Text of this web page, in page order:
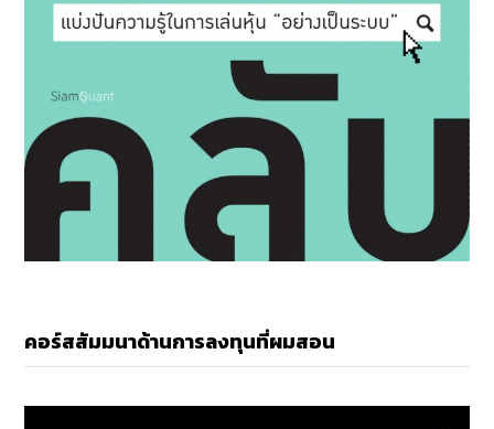
คอร์สสัมมนาด้านการลงทุนที่ผมสอน